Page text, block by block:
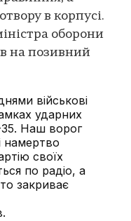
в корпусі.
оборони
на позивний
військові
ударних
Наш ворог
намертво
своїх
по радіо, а
закриває